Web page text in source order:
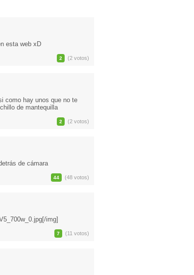
esta web xD
2 (2 votos)
como hay unos que no te
de mantequilla
2 (2 votos)
de cámara
44 (48 votos)
img]
7 (11 votos)